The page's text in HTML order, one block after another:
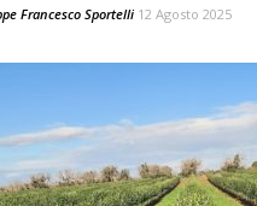
Francesco Sportelli 12 Agosto 2025